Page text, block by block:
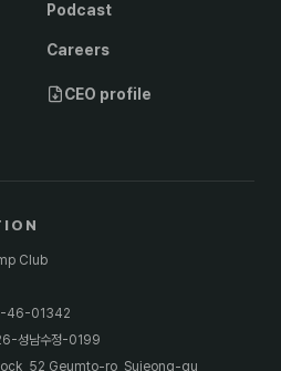
Podcast
Careers
CEO profile
Club
46-01342
성남수정-0199
52 Geumto-ro, Sujeong-gu,